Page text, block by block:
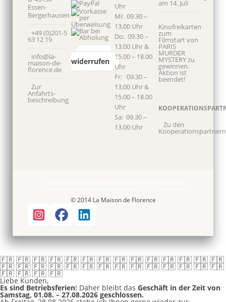
Essen-
Bergerhausen
+49 (0)201-5
63 12 19
info@la-
maison-de-
florence.de
Zur
Anfahrts­
beschreibung
Vertrag
widerrufen
Uhr
Mi: 09.30 –
13.00 Uhr
Do: 09.30 –
13.00 Uhr &
15.00 – 18.00
Uhr
Fr: 09.30 –
13.00 Uhr &
15.00 – 18.00
Uhr
Sa: 09.30 –
13.00 Uhr
am 14. Juli
Kinofreikarten
zum
Filmstart von
PARIS
MURDER
MYSTERY zu
gewinnen.
Aktion ist
beendet!
Zu den
Kooperationspartnern
© 2014 La Maison de Florence
🇫🇷 🇫🇷 🇫🇷 🇫🇷 🇫🇷 🇫🇷 🇫🇷 🇫🇷 🇫🇷 🇫🇷 🇫🇷 🇫🇷 🇫🇷 🇫🇷
🇫🇷 🇫🇷 🇫🇷 🇫🇷 🇫🇷 🇫🇷 🇫🇷 🇫🇷 🇫🇷 🇫🇷 🇫🇷 🇫🇷 🇫🇷 🇫🇷
🇫🇷 🇫🇷 🇫🇷 🇫🇷
Liebe Kunden,
Es sind Betriebsferien! Daher bleibt das Geschäft in der Zeit von
Samstag, 01.08. – 27.08.2026 geschlossen.